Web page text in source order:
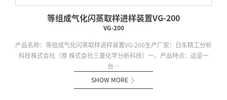
等组成气化闪蒸取样进样装置VG-200
VG-200
产品名称：等组成气化闪蒸取样进样装置VG-200生产厂家：日东精工分析
科技株式会社（原 株式会社三菱化学分析科技）一、产品特点：这是一
台…
SHOW MORE 